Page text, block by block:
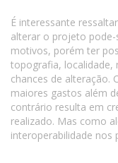
É interessante
alterar o projeto
motivos, porém ter
topografia, localidade,
chances de alteração.
maiores gastos além
contrário resulta em
realizado. Mas como
interoperabilidade nos